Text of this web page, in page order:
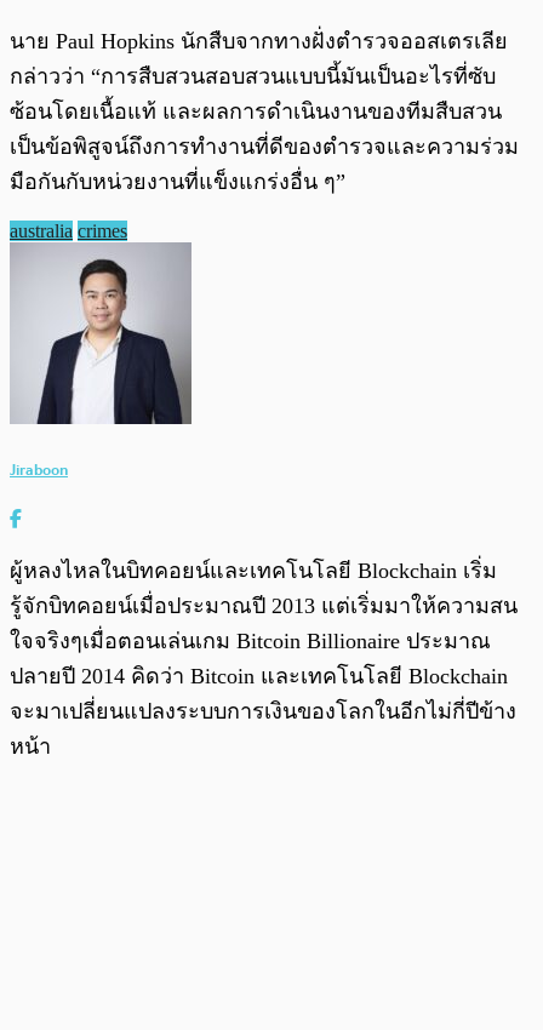
นาย Paul Hopkins นักสืบจากทางฝั่งตำรวจออสเตรเลีย
กล่าวว่า “การสืบสวนสอบสวนแบบนี้มันเป็นอะไรที่ซับ
ซ้อนโดยเนื้อแท้ และผลการดำเนินงานของทีมสืบสวน
เป็นข้อพิสูจน์ถึงการทำงานที่ดีของตำรวจและความร่วม
มือกันกับหน่วยงานที่แข็งแกร่งอื่น ๆ”
australia crimes
Jiraboon
ผู้หลงไหลในบิทคอยน์และเทคโนโลยี Blockchain เริ่ม
รู้จักบิทคอยน์เมื่อประมาณปี 2013 แต่เริ่มมาให้ความสน
ใจจริงๆเมื่อตอนเล่นเกม Bitcoin Billionaire ประมาณ
ปลายปี 2014 คิดว่า Bitcoin และเทคโนโลยี Blockchain
จะมาเปลี่ยนแปลงระบบการเงินของโลกในอีกไม่กี่ปีข้าง
หน้า